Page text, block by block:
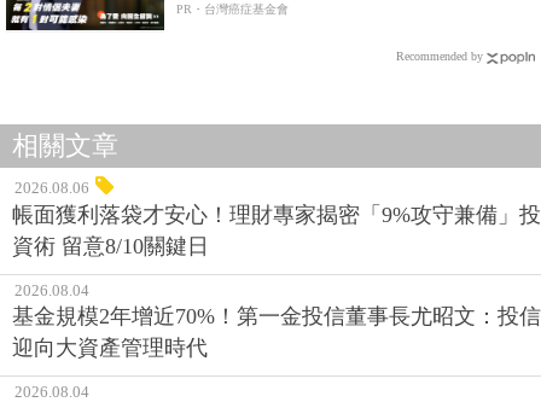
PR・台灣癌症基金會
Recommended by
相關文章
2026.08.06
帳面獲利落袋才安心！理財專家揭密「9%攻守兼備」投
資術 留意8/10關鍵日
2026.08.04
基金規模2年增近70%！第一金投信董事長尤昭文：投信
迎向大資產管理時代
2026.08.04